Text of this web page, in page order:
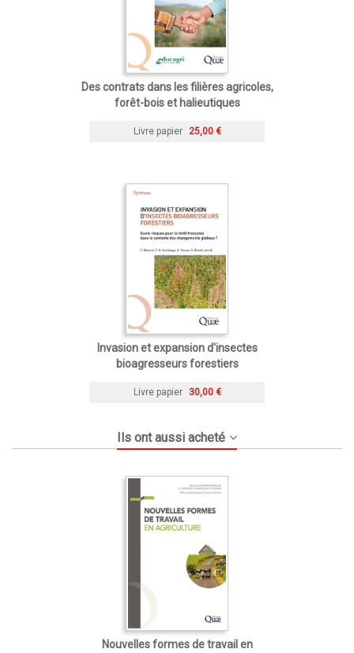
Des contrats dans les filières agricoles,
forêt-bois et halieutiques
Livre papier 25,00 €
Invasion et expansion d'insectes
bioagresseurs forestiers
Livre papier 30,00 €
Ils ont aussi acheté
Nouvelles formes de travail en